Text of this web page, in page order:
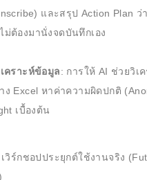
และสรุป Action Plan ว่
ม่ต้องมานั่งจดบันทึกเอง
คราะห์ข้อมูล: การให้ AI ช่วยวิเ
ง Excel หาค่าความผิดปกติ
เบื้องต้น
วิร์กชอปประยุกต์ใช้งานจริง